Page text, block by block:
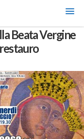
Beata Vergine